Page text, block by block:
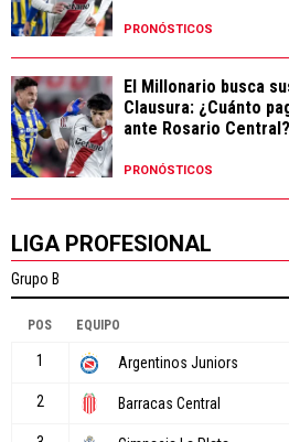
PRONÓSTICOS
El Millonario busca
Clausura: ¿Cuánto
ante Rosario Central?
PRONÓSTICOS
LIGA PROFESIONAL